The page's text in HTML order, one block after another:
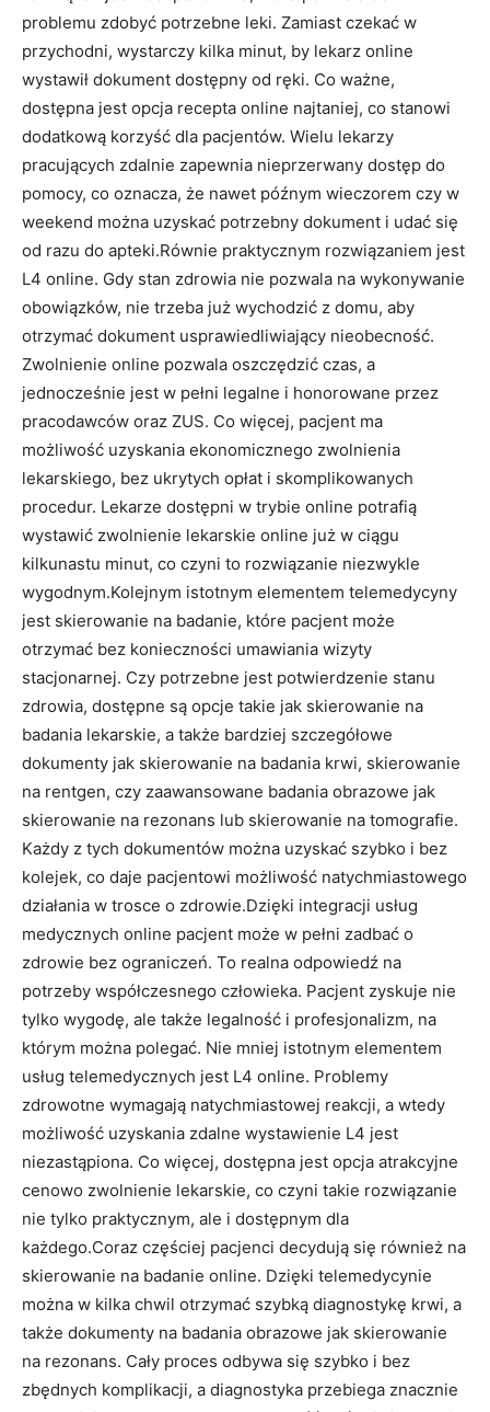
problemu zdobyć potrzebne leki. Zamiast czekać w
przychodni, wystarczy kilka minut, by lekarz online
wystawił dokument dostępny od ręki. Co ważne,
dostępna jest opcja recepta online najtaniej, co stanowi
dodatkową korzyść dla pacjentów. Wielu lekarzy
pracujących zdalnie zapewnia nieprzerwany dostęp do
pomocy, co oznacza, że nawet późnym wieczorem czy w
weekend można uzyskać potrzebny dokument i udać się
od razu do apteki.Równie praktycznym rozwiązaniem jest
L4 online. Gdy stan zdrowia nie pozwala na wykonywanie
obowiązków, nie trzeba już wychodzić z domu, aby
otrzymać dokument usprawiedliwiający nieobecność.
Zwolnienie online pozwala oszczędzić czas, a
jednocześnie jest w pełni legalne i honorowane przez
pracodawców oraz ZUS. Co więcej, pacjent ma
możliwość uzyskania ekonomicznego zwolnienia
lekarskiego, bez ukrytych opłat i skomplikowanych
procedur. Lekarze dostępni w trybie online potrafią
wystawić zwolnienie lekarskie online już w ciągu
kilkunastu minut, co czyni to rozwiązanie niezwykle
wygodnym.Kolejnym istotnym elementem telemedycyny
jest skierowanie na badanie, które pacjent może
otrzymać bez konieczności umawiania wizyty
stacjonarnej. Czy potrzebne jest potwierdzenie stanu
zdrowia, dostępne są opcje takie jak skierowanie na
badania lekarskie, a także bardziej szczegółowe
dokumenty jak skierowanie na badania krwi, skierowanie
na rentgen, czy zaawansowane badania obrazowe jak
skierowanie na rezonans lub skierowanie na tomografie.
Każdy z tych dokumentów można uzyskać szybko i bez
kolejek, co daje pacjentowi możliwość natychmiastowego
działania w trosce o zdrowie.Dzięki integracji usług
medycznych online pacjent może w pełni zadbać o
zdrowie bez ograniczeń. To realna odpowiedź na
potrzeby współczesnego człowieka. Pacjent zyskuje nie
tylko wygodę, ale także legalność i profesjonalizm, na
którym można polegać. Nie mniej istotnym elementem
usług telemedycznych jest L4 online. Problemy
zdrowotne wymagają natychmiastowej reakcji, a wtedy
możliwość uzyskania zdalne wystawienie L4 jest
niezastąpiona. Co więcej, dostępna jest opcja atrakcyjne
cenowo zwolnienie lekarskie, co czyni takie rozwiązanie
nie tylko praktycznym, ale i dostępnym dla
każdego.Coraz częściej pacjenci decydują się również na
skierowanie na badanie online. Dzięki telemedycynie
można w kilka chwil otrzymać szybką diagnostykę krwi, a
także dokumenty na badania obrazowe jak skierowanie
na rezonans. Cały proces odbywa się szybko i bez
zbędnych komplikacji, a diagnostyka przebiega znacznie